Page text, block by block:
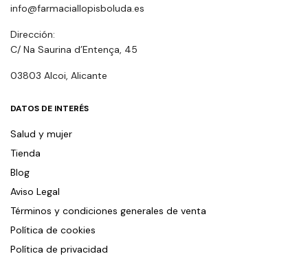
info@farmaciallopisboluda.es
Dirección:
C/ Na Saurina d’Entença, 45
03803 Alcoi, Alicante
DATOS DE INTERÉS
Salud y mujer
Tienda
Blog
Aviso Legal
Términos y condiciones generales de venta
Política de cookies
Política de privacidad